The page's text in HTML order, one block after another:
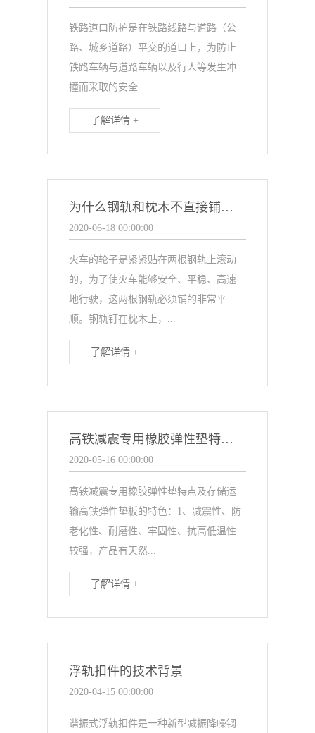
铁路道口防护是在铁路线路与道路（公
路、城乡道路）平交的道口上，为防止
铁路车辆与道路车辆以及行人等发生冲
撞而采取的安全...
了解详情 +
为什么钢轨和枕木不直接铺设在地面上？
2020-06-18 00:00:00
火车的轮子是紧紧贴在两根钢轨上滚动
的，为了使火车能够安全、平稳、高速
地行驶，这两根钢轨必须铺的非常平
顺。钢轨钉在枕木上，...
了解详情 +
高铁减震专用橡胶弹性垫特点及存储运输
2020-05-16 00:00:00
高铁减震专用橡胶弹性垫特点及存储运
输高铁弹性垫板的特色：1、减震性、防
老化性、耐磨性、牢固性、抗高低温性
较强，产品有天然...
了解详情 +
浮轨扣件的技术背景
2020-04-15 00:00:00
谐振式浮轨扣件是一种新型减振降噪钢